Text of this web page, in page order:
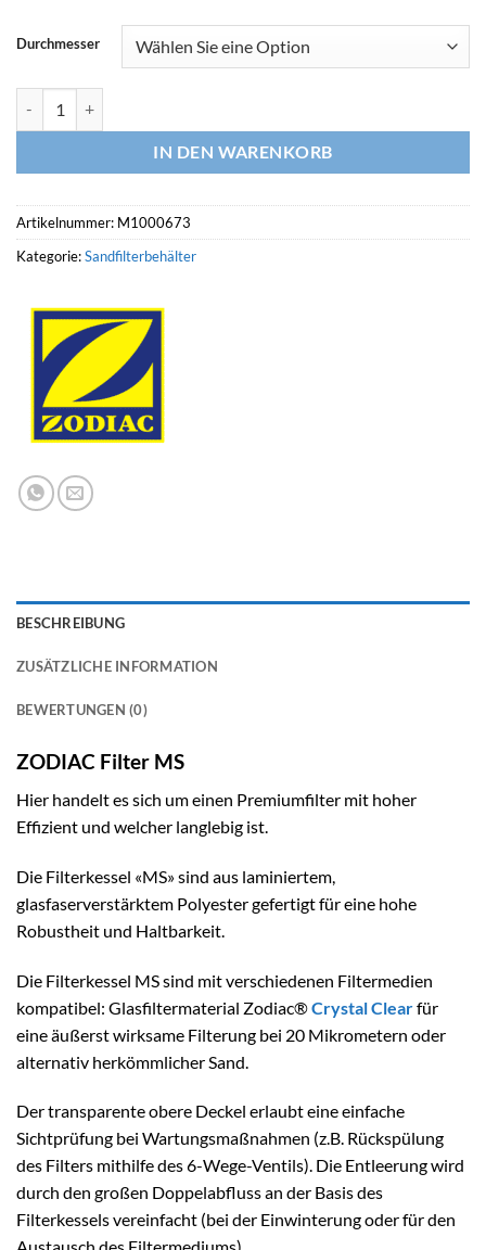
Durchmesser
IN DEN WARENKORB
Artikelnummer: M1000673
Kategorie:Sandfilterbehälter
BESCHREIBUNG
ZUSÄTZLICHE INFORMATION
BEWERTUNGEN (0)
ZODIAC Filter MS
Hier handelt es sich um einen Premiumfilter mit hoher
Effizient und welcher langlebig ist.
Die Filterkessel «MS» sind aus laminiertem,
glasfaserverstärktem Polyester gefertigt für eine hohe
Robustheit und Haltbarkeit.
Die Filterkessel MS sind mit verschiedenen Filtermedien
kompatibel: Glasfiltermaterial Zodiac®Crystal Clearfür
eine äußerst wirksame Filterung bei 20 Mikrometern oder
alternativ herkömmlicher Sand.
Der transparente obere Deckel erlaubt eine einfache
Sichtprüfung bei Wartungsmaßnahmen (z.B. Rückspülung
des Filters mithilfe des 6-Wege-Ventils). Die Entleerung wird
durch den großen Doppelabfluss an der Basis des
Filterkessels vereinfacht (bei der Einwinterung oder für den